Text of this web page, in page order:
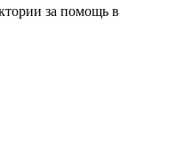
за помощь в